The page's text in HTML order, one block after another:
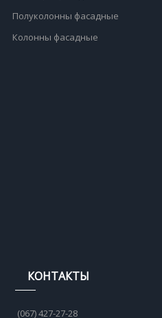
Полуколонны фасадные
Колонны фасадные
КОНТАКТЫ
(067) 427-27-28